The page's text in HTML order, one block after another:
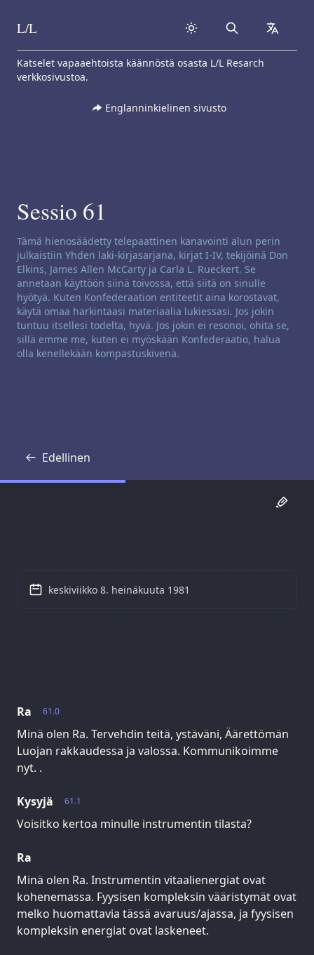
Skip to content
L/L Search
Katselet vapaaehtoista käännöstä osasta L/L Resarch
verkkosivustoa.
Englanninkielinen sivusto
Sessio 61
Kanavoinnin vastuuvapausilmoitus:
Tämä hienosäädetty telepaattinen kanavointi alun perin
julkaistiin Yhden laki-kirjasarjana, kirjat I-IV, tekijöinä Don
Elkins, James Allen McCarty ja Carla L. Rueckert. Se
annetaan käyttöön siinä toivossa, että siitä on sinulle
hyötyä. Kuten Konfederaation entiteetit aina korostavat,
käytä omaa harkintaasi materiaalia lukiessasi. Jos jokin
tuntuu itsellesi todelta, hyvä. Jos jokin ei resonoi, ohita se,
sillä emme me, kuten ei myöskään Konfederaatio, halua
olla kenellekään kompastuskivenä.
Edellinen
Transkriptio
61.0
Ra
Minä olen Ra. Tervehdin teitä, ystäväni, Äärettömän
Luojan rakkaudessa ja valossa. Kommunikoimme
nyt. .
61.1
Kysyjä
Voisitko kertoa minulle instrumentin tilasta?
Ra
Minä olen Ra. Instrumentin vitaalienergiat ovat
kohenemassa. Fyysisen kompleksin vääristymät ovat
melko huomattavia tässä avaruus/ajassa, ja fyysisen
kompleksin energiat ovat laskeneet.
keskiviikko 8. heinäkuuta 1981